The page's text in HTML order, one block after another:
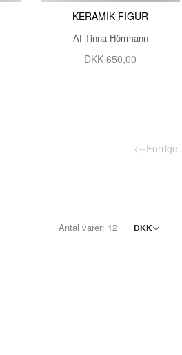
KERAMIK FIGUR
Af Tinna Hörrmann
DKK 650,00
<--Forrige
Antal varer: 12